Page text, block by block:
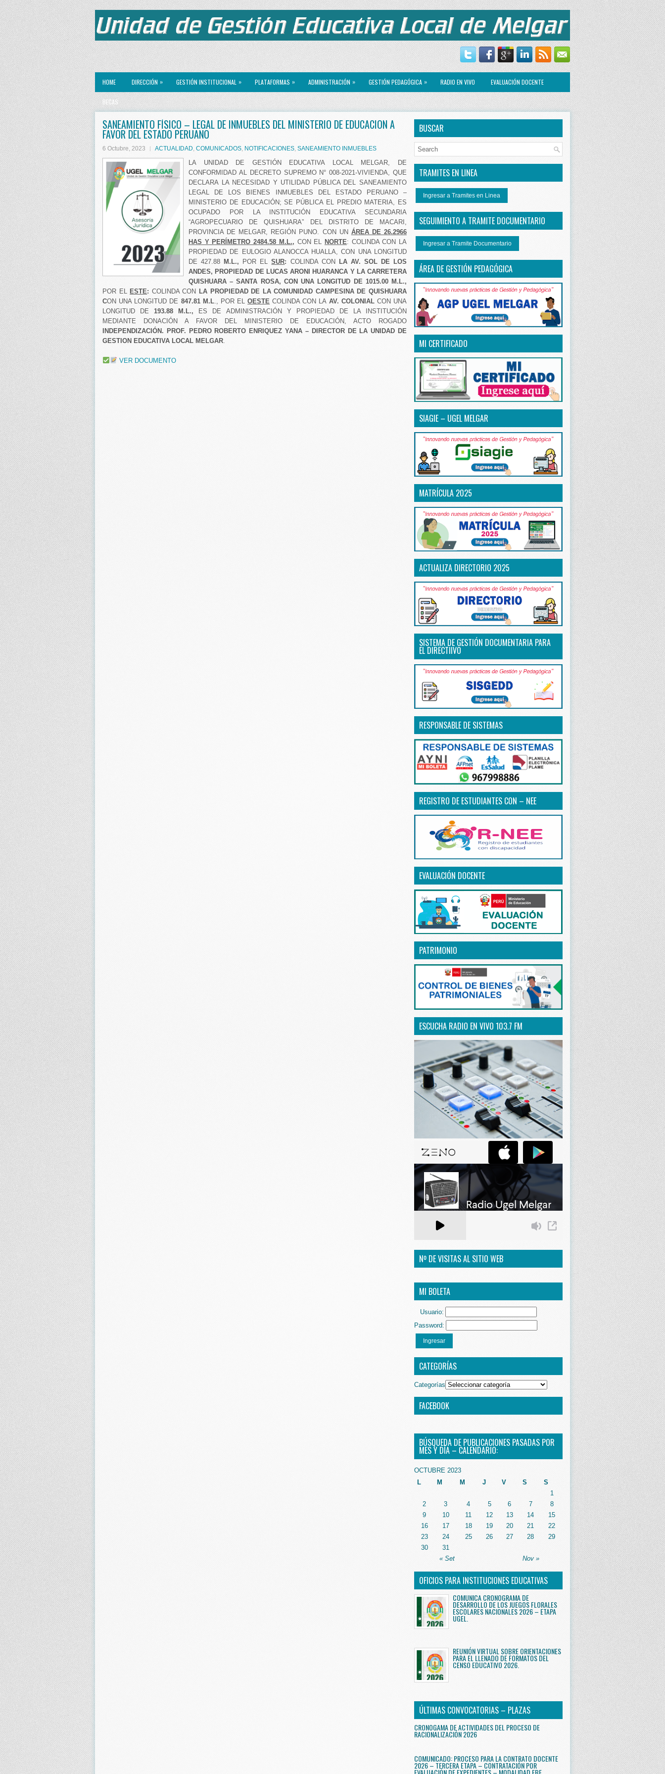
HOME DIRECCIÓN » GESTIÓN INSTITUCIONAL » PLATAFORMAS » ADMINISTRACIÓN » GESTIÓN PEDAGÓGICA » RADIO EN VIVO EVALUACIÓN DOCENTE
BECAS
SANEAMIENTO FÍSICO – LEGAL DE INMUEBLES DEL MINISTERIO DE EDUCACION A
FAVOR DEL ESTADO PERUANO
6 Octubre, 2023 ACTUALIDAD COMUNICADOS NOTIFICACIONES SANEAMIENTO INMUEBLES
LA UNIDAD DE GESTIÓN EDUCATIVA LOCAL MELGAR, DE
CONFORMIDAD AL DECRETO SUPREMO N° 008-2021-VIVIENDA, QUE
DECLARA LA NECESIDAD Y UTILIDAD PÚBLICA DEL SANEAMIENTO
LEGAL DE LOS BIENES INMUEBLES DEL ESTADO PERUANO –
MINISTERIO DE EDUCACIÓN; SE PÚBLICA EL PREDIO MATERIA, ES
OCUPADO POR LA INSTITUCIÓN EDUCATIVA SECUNDARIA
“AGROPECUARIO DE QUISHUARA” DEL DISTRITO DE MACARI,
PROVINCIA DE MELGAR, REGIÓN PUNO. CON UN ÁREA DE 26.2966
HAS Y PERÍMETRO 2484.58 M.L., CON EL NORTE: COLINDA CON LA
PROPIEDAD DE EULOGIO ALANOCCA HUALLA, CON UNA LONGITUD
DE 427.88 M.L., POR ELSUR: COLINDA CONLA AV. SOL DE LOS
ANDES, PROPIEDAD DE LUCAS ARONI HUARANCA Y LA CARRETERA
QUISHUARA – SANTA ROSA, CON UNA LONGITUD DE 1015.00 M.L.,
POR EL ESTE: COLINDA CON LA PROPIEDAD DE LA COMUNIDAD CAMPESINA DE QUISHUARA
CON UNA LONGITUD DE 847.81 M.L., POR ELOESTE COLINDA CON LA AV. COLONIALCON UNA
LONGITUD DE 193.88 M.L., ES DE ADMINISTRACIÓN Y PROPIEDAD DE LA INSTITUCIÓN
MEDIANTE DONACIÓN A FAVOR DEL MINISTERIO DE EDUCACIÓN, ACTO ROGADO
INDEPENDIZACIÓN. PROF. PEDRO ROBERTO ENRIQUEZ YANA – DIRECTOR DE LA UNIDAD DE
GESTION EDUCATIVA LOCAL MELGAR
VER DOCUMENTO
BUSCAR
TRAMITES EN LINEA
Ingresar a Tramites en Linea
SEGUIMIENTO A TRAMITE DOCUMENTARIO
Ingresar a Tramite Documentario
ÁREA DE GESTIÓN PEDAGÓGICA
MI CERTIFICADO
SIAGIE – UGEL MELGAR
MATRÍCULA 2025
ACTUALIZA DIRECTORIO 2025
SISTEMA DE GESTIÓN DOCUMENTARIA PARA
EL DIRECTIIVO
RESPONSABLE DE SISTEMAS
REGISTRO DE ESTUDIANTES CON – NEE
EVALUACIÓN DOCENTE
PATRIMONIO
ESCUCHA RADIO EN VIVO 103.7 FM
Nº DE VISITAS AL SITIO WEB
MI BOLETA
Usuario:
Password:
Ingresar
CATEGORÍAS
Categorías
FACEBOOK
BÚSQUEDA DE PUBLICACIONES PASADAS POR
MES Y DÍA – CALENDARIO:
OCTUBRE 2023
L
M M J V S S
« Set Nov »
1
2
3 4 5 6 7
8
9
10 11 12 13 14
15
16
17 18 19 20 21
22
23
24 25 26 27 28
29
30
31
OFICIOS PARA INSTITUCIONES EDUCATIVAS
COMUNICA CRONOGRAMA DE
DESARROLLO DE LOS JUEGOS FLORALES
ESCOLARES NACIONALES 2026 – ETAPA
UGEL.
REUNIÓN VIRTUAL SOBRE ORIENTACIONES
PARA EL LLENADO DE FORMATOS DEL
CENSO EDUCATIVO 2026.
ÚLTIMAS CONVOCATORIAS – PLAZAS
CRONOGAMA DE ACTIVIDADES DEL PROCESO DE
RACIONALIZACIÓN 2026
COMUNICADO: PROCESO PARA LA CONTRATO DOCENTE
2026 – TERCERA ETAPA – CONTRATACIÓN POR